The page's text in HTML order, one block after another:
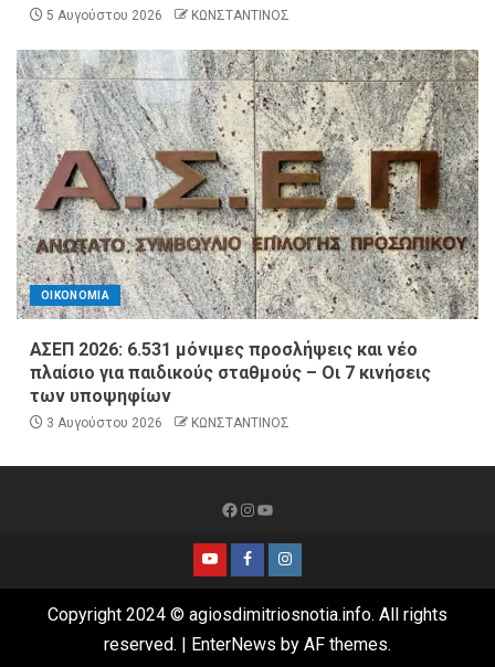
5 Αυγούστου 2026 ΚΩΝΣΤΑΝΤΙΝΟΣ
ΟΙΚΟΝΟΜΙΑ
ΑΣΕΠ 2026: 6.531 μόνιμες προσλήψεις και νέο
πλαίσιο για παιδικούς σταθμούς – Οι 7 κινήσεις
των υποψηφίων
3 Αυγούστου 2026 ΚΩΝΣΤΑΝΤΙΝΟΣ
Copyright 2024 © agiosdimitriosnotia.info. All rights
reserved. | EnterNews by AF themes.